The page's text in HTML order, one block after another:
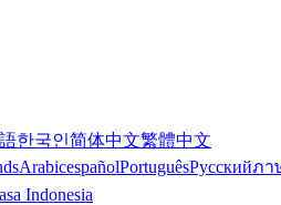
한국인简体中文繁體中文
ArabicespañolPortuguêsРусскийภา
Indonesia